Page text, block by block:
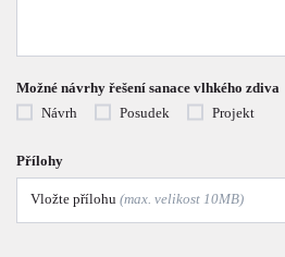
Možné návrhy řešení sanace vlhkého zdiva
Návrh
Posudek Projekt
Přílohy
Vložte přílohu (max. velikost 10MB)